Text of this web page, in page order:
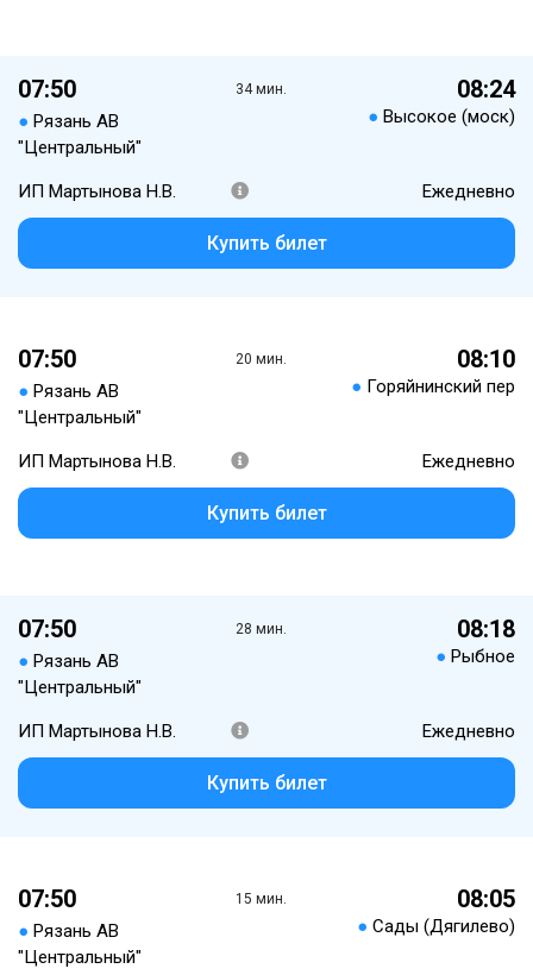
07:50
● Рязань АВ
"Центральный"
34 мин. 08:24
● Высокое (моск)
ИП Мартынова Н.В. Ежедневно
Купить билет
07:50
● Рязань АВ
"Центральный"
20 мин. 08:10
● Горяйнинский пер
ИП Мартынова Н.В. Ежедневно
Купить билет
07:50
● Рязань АВ
"Центральный"
28 мин. 08:18
● Рыбное
ИП Мартынова Н.В. Ежедневно
Купить билет
07:50
● Рязань АВ
"Центральный"
15 мин. 08:05
● Сады (Дягилево)